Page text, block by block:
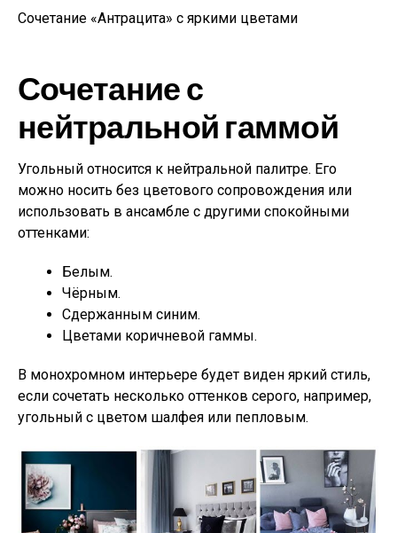
Сочетание «Антрацита» с яркими цветами
Сочетание с
нейтральной гаммой
Угольный относится к нейтральной палитре. Его
можно носить без цветового сопровождения или
использовать в ансамбле с другими спокойными
оттенками:
Белым.
Чёрным.
Сдержанным синим.
Цветами коричневой гаммы.
В монохромном интерьере будет виден яркий стиль,
если сочетать несколько оттенков серого, например,
угольный с цветом шалфея или пепловым.